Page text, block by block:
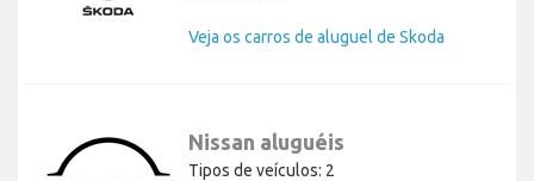
Veja os carros de aluguel de Skoda
Nissan aluguéis
Tipos de veículos: 2